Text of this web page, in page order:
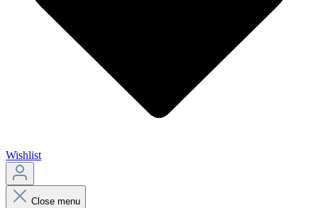
Wishlist
Close menu